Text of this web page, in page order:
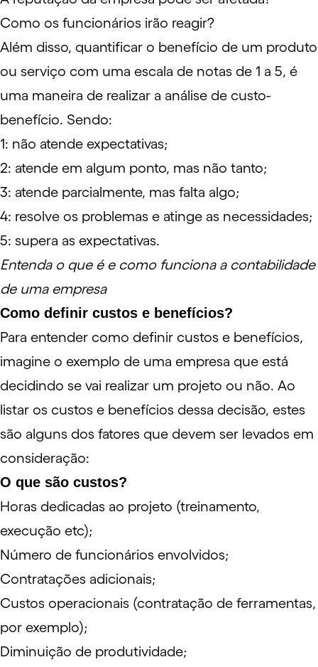
Como os funcionários irão reagir?
Além disso, quantificar o benefício de um produto
ou serviço com uma escala de notas de 1 a 5, é
uma maneira de realizar a análise de custo-
benefício. Sendo:
1: não atende expectativas;
2: atende em algum ponto, mas não tanto;
3: atende parcialmente, mas falta algo;
4: resolve os problemas e atinge as necessidades;
5: supera as expectativas.
Entenda o que é e como funciona a contabilidade
de uma empresa
Como definir custos e benefícios?
Para entender como definir custos e benefícios,
imagine o exemplo de uma empresa que está
decidindo se vai realizar um projeto ou não. Ao
listar os custos e benefícios dessa decisão, estes
são alguns dos fatores que devem ser levados em
consideração:
O que são custos?
Horas dedicadas ao projeto (treinamento,
execução etc);
Número de funcionários envolvidos;
Contratações adicionais;
Custos operacionais (contratação de ferramentas,
por exemplo);
Diminuição de produtividade;